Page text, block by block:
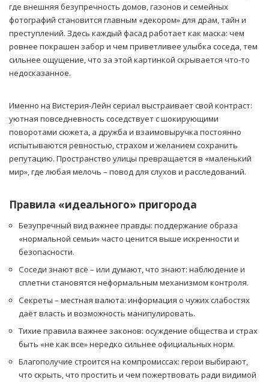
где внешняя безупречность домов, газонов и семейных
фотографий становится главным «декором» для драм, тайн и
преступлений. Здесь каждый фасад работает как маска: чем
ровнее покрашен забор и чем приветливее улыбка соседа, тем
сильнее ощущение, что за этой картинкой скрывается что-то
недосказанное.
Именно на Вистерия-Лейн сериал выстраивает свой контраст:
уютная повседневность соседствует с шокирующими
поворотами сюжета, а дружба и взаимовыручка постоянно
испытываются ревностью, страхом и желанием сохранить
репутацию. Пространство улицы превращается в «маленький
мир», где любая мелочь – повод для слухов и расследований.
Правила «идеального» пригорода
Безупречный вид важнее правды: поддержание образа
«нормальной семьи» часто ценится выше искренности и
безопасности.
Соседи знают всё – или думают, что знают: наблюдение и
сплетни становятся неформальным механизмом контроля.
Секреты – местная валюта: информация о чужих слабостях
даёт власть и возможность манипулировать.
Тихие правила важнее законов: осуждение общества и страх
быть «не как все» нередко сильнее официальных норм.
Благополучие строится на компромиссах: герои выбирают,
что скрыть, что простить и чем пожертвовать ради видимой